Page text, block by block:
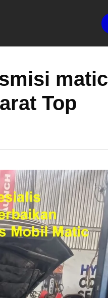
matic
Top